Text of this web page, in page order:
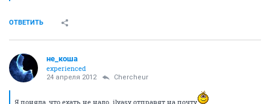
ОТВЕТИТЬ
не_коша
experienced
24 апреля 2012 Сhercheur
Я поняла, что ехать не надо. ilyasу отправят на почту